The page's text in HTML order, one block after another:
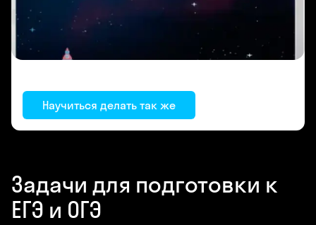
Научиться делать так же
Задачи для подготовки к
ЕГЭ и ОГЭ